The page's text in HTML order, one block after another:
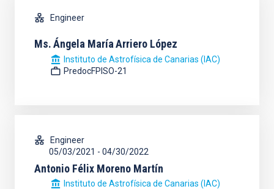
Engineer
Ms.Ángela MaríaArriero López
Instituto de Astrofísica de Canarias (IAC)
PredocFPISO-21
Engineer
05/03/2021 - 04/30/2022
Antonio Félix Moreno Martín
Instituto de Astrofísica de Canarias (IAC)